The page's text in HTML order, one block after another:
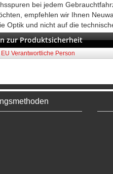
bei jedem
empfehlen wir Ihnen
Optik und nicht auf die
zur Produktsicherheit
Verantwortliche Person